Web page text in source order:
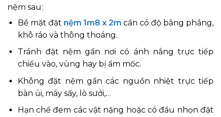
nệm sau:
Bề mặt đặt nệm 1m8 x 2m cần có độ bằng phẳng,
khô ráo và thông thoáng.
Tránh đặt nệm gần nơi có ánh nắng trực tiếp
chiếu vào, vùng hay bị ẩm mốc.
Không đặt nệm gần các nguồn nhiệt trực tiếp
bàn ủi, máy sấy, lò sưởi,…
Hạn chế đem các vật nặng hoặc có đầu nhọn đặt